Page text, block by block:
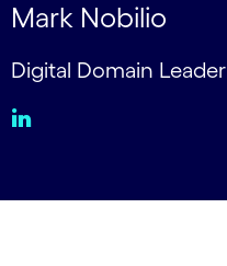
Mark Nobilio
Digital Domain Leader